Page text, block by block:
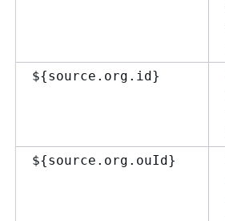
${source.org.id}
${source.org.ouId}